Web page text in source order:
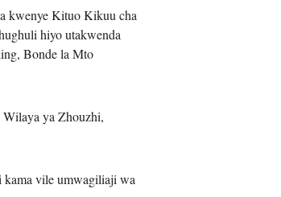
kwenye Kituo Kikuu cha
hiyo utakwenda
Bonde la Mto
ya Zhouzhi,
kama vile umwagiliaji wa